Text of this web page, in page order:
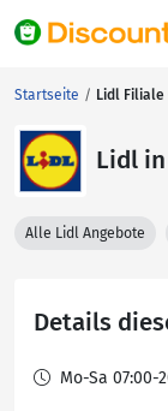
Startseite Lidl Filiale
Lidl
Alle Lidl Angebote
Details
Mo-Sa 07:00-